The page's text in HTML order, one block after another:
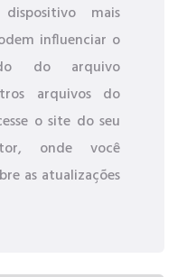
mais
influenciar o
do arquivo
arquivos do
o site do seu
onde você
as atualizações